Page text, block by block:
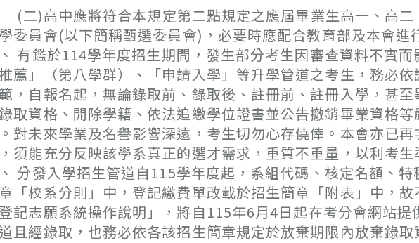
)高中應將符合本規定第二點規定之應屆畢業生高一、高二
委員會(以下簡稱甄選委員會)，必要時應配合教育部及本會進
有鑑於114學年度招生期間，發生部分考生因審查資料不實
薦」（第八學群）、「申請入學」等升學管道之考生，務必
，自報名起，無論錄取前、錄取後、註冊前、註冊入學，甚
取資格、開除學籍、依法追繳學位證書並公告撤銷畢業資格
對未來學業及名譽影響深遠，考生切勿心存僥倖。本會亦已
須能充分反映該學系真正的選才需求，重質不重量，以利考生
分發入學招生管道自115學年度起，系組代碼、核定名額、
「校系分則」中，登記繳費單改載於招生簡章「附表」中，
登記志願系統操作說明」，將自115年6月4日起在考分會網站
且經錄取，也務必依各該招生簡章規定於放棄期限內放棄錄